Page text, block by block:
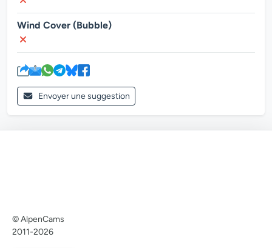
Wind Cover (Bubble)
Envoyer une suggestion
© AlpenCams
2011-2026